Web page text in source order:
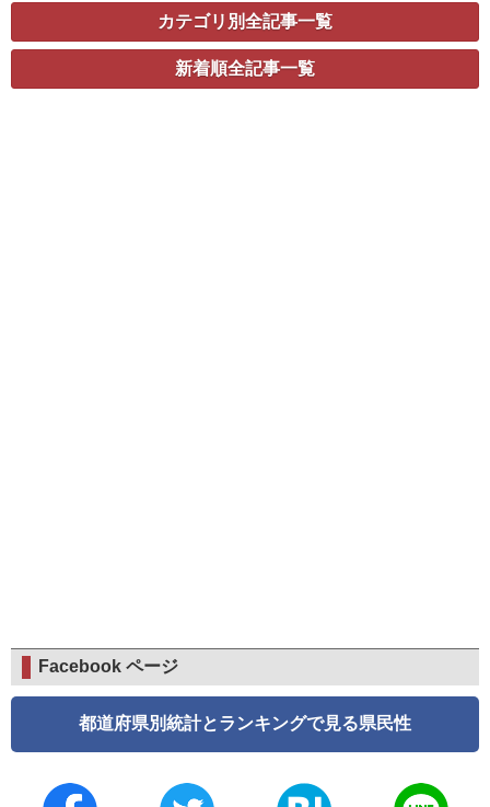
カテゴリ別全記事一覧
新着順全記事一覧
Facebook ページ
都道府県別統計とランキングで見る県民性